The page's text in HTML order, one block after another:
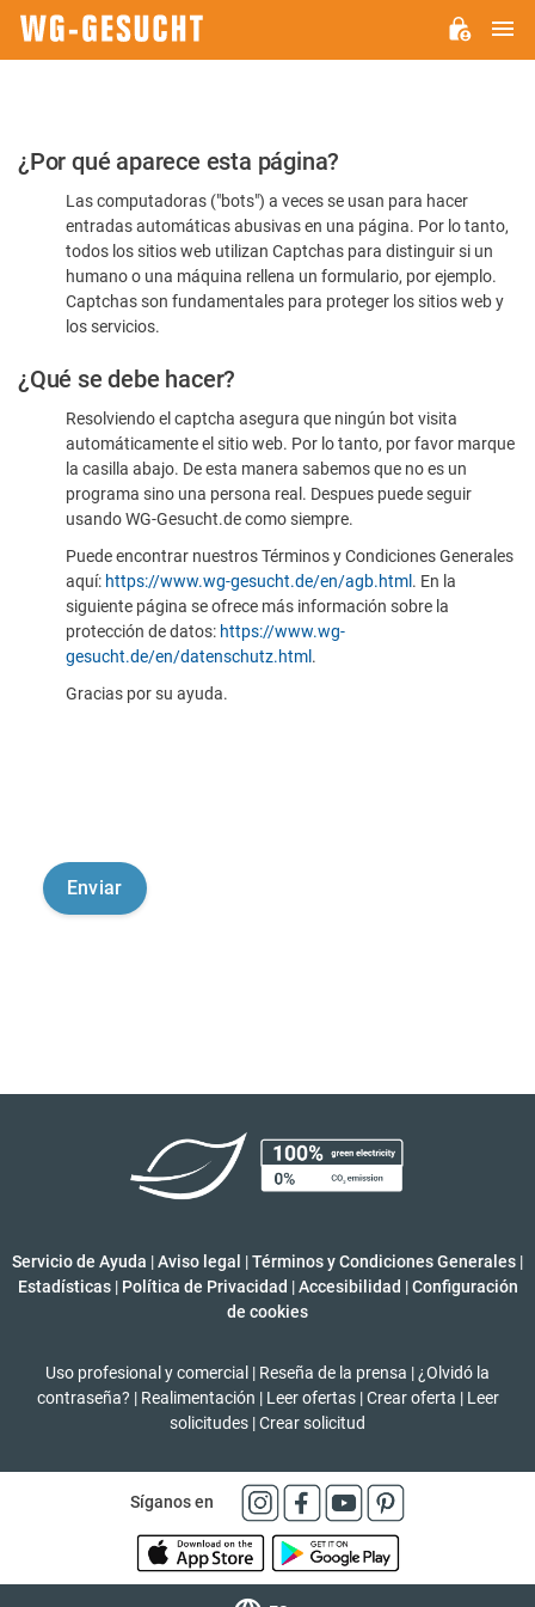
Por
favor,
confirme
humano
¿Por qué aparece esta página?
Las computadoras ("bots") a veces se usan para hacer
entradas automáticas abusivas en una página. Por lo tanto,
todos los sitios web utilizan Captchas para distinguir si un
humano o una máquina rellena un formulario, por ejemplo.
Captchas son fundamentales para proteger los sitios web y
los servicios.
¿Qué se debe hacer?
Resolviendo el captcha asegura que ningún bot visita
automáticamente el sitio web. Por lo tanto, por favor marque
la casilla abajo. De esta manera sabemos que no es un
programa sino una persona real. Despues puede seguir
usando WG-Gesucht.de como siempre.
Puede encontrar nuestros Términos y Condiciones Generales
aquí: https://www.wg-gesucht.de/en/agb.html . En la
siguiente página se ofrece más información sobre la
protección de datos: https://www.wg-
gesucht.de/en/datenschutz.html .
Gracias por su ayuda.
Servicio de Ayuda |Aviso legal |Términos y Condiciones Generales |
Estadísticas | Política de Privacidad | Accesibilidad | Configuración
de cookies
Uso profesional y comercial | Reseña de la prensa | ¿Olvidó la
contraseña? | Realimentación | Leer ofertas | Crear oferta | Leer
solicitudes |Crear solicitud
Síganos en